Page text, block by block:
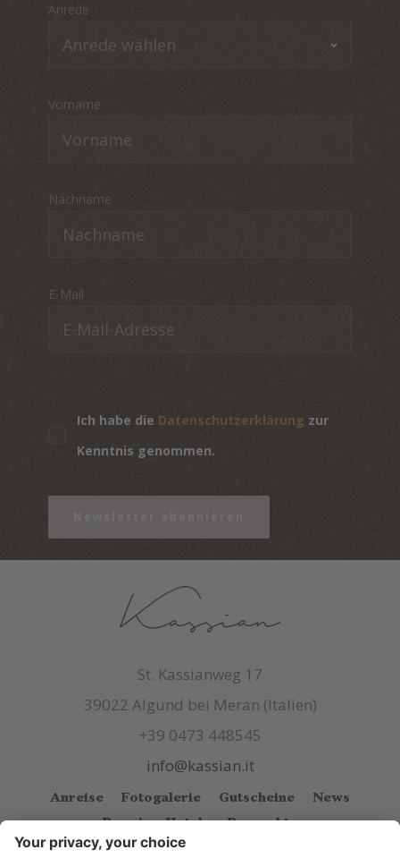
Anrede
Vorname
Nachname
E-Mail
Ich habe die Datenschutzerklärung zur
Kenntnis genommen.
St. Kassianweg 17
39022 Algund bei Meran (Italien)
+39 0473 448545
info@kassian.it
Anreise Fotogalerie Gutscheine
News
Premium Hotels
Prospekte